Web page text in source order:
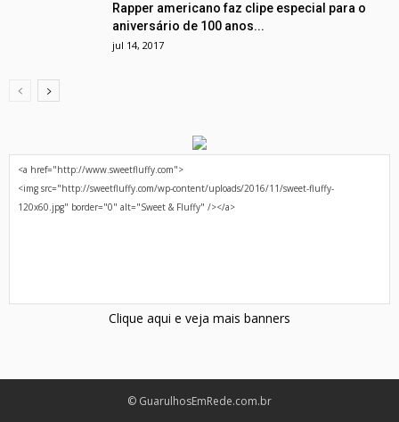
Rapper americano faz clipe especial para o
aniversário de 100 anos...
jul 14, 2017
Clique aqui e veja mais banners
© GuarulhosEmRede.com.br